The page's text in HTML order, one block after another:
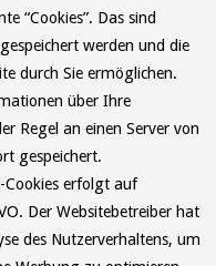
“Cookies”. Das sind
werden und die
durch Sie ermöglichen.
über Ihre
Regel an einen Server von
gespeichert.
Cookies erfolgt auf
Der Websitebetreiber hat
des Nutzerverhaltens, um